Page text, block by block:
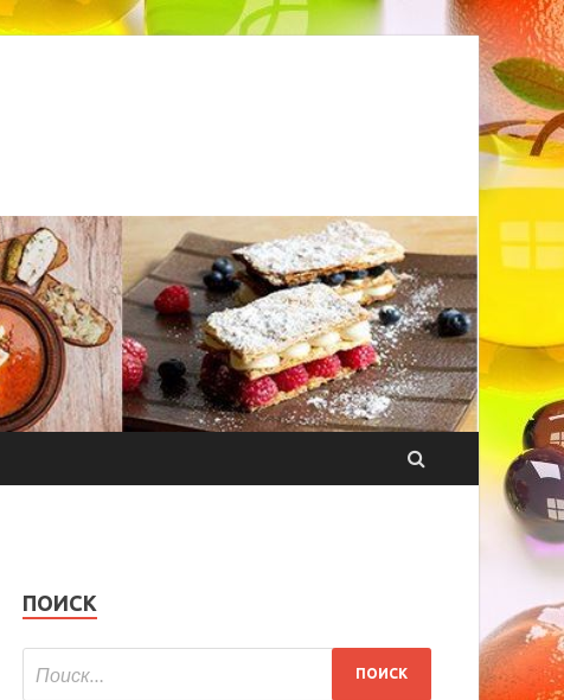
ПОИСК